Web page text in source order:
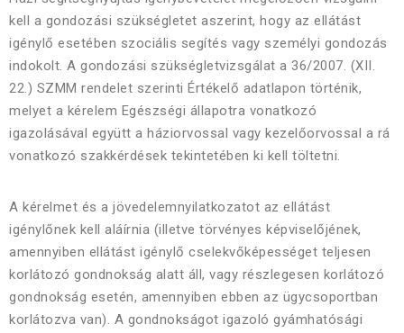
kell a gondozási szükségletet aszerint, hogy az ellátást
igénylő esetében szociális segítés vagy személyi gondozás
indokolt. A gondozási szükségletvizsgálat a 36/2007. (XII.
22.) SZMM rendelet szerinti Értékelő adatlapon történik,
melyet a kérelem Egészségi állapotra vonatkozó
igazolásával együtt a háziorvossal vagy kezelőorvossal a rá
vonatkozó szakkérdések tekintetében ki kell töltetni.
A kérelmet és a jövedelemnyilatkozatot az ellátást
igénylőnek kell aláírnia (illetve törvényes képviselőjének,
amennyiben ellátást igénylő cselekvőképességet teljesen
korlátozó gondnokság alatt áll, vagy részlegesen korlátozó
gondnokság esetén, amennyiben ebben az ügycsoportban
korlátozva van). A gondnokságot igazoló gyámhatósági